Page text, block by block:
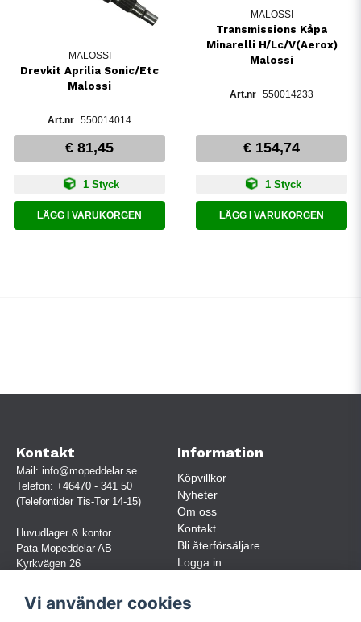
MALOSSI
Drevkit Aprilia Sonic/Etc
Malossi
550014014
€ 81,45
1 Styck
LÄGG I VARUKORGEN
MALOSSI
Transmissions Kåpa
Minarelli H/Lc/V(Aerox)
Malossi
550014233
€ 154,74
1 Styck
LÄGG I VARUKORGEN
Kontakt
Mail: info@mopeddelar.se
Telefon: +46470 - 341 50
(Telefontider Tis-Tor 14-15)
Huvudlager & kontor
Pata Mopeddelar AB
Kyrkvägen 26
(OBS. Endast förbokade besök)
Information
Köpvillkor
Nyheter
Om oss
Kontakt
Bli återförsäljare
Logga in
Vi använder cookies